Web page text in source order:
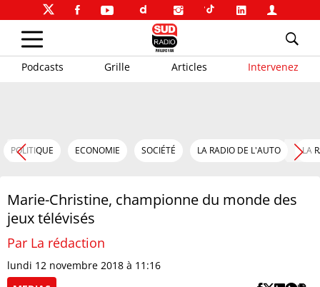
Podcasts Grille Articles Intervenez
POLITIQUE ECONOMIE SOCIÉTÉ LA RADIO DE L'AUTO LA
Marie-Christine, championne du monde des
jeux télévisés
Par La rédaction
lundi 12 novembre 2018 à 11:16